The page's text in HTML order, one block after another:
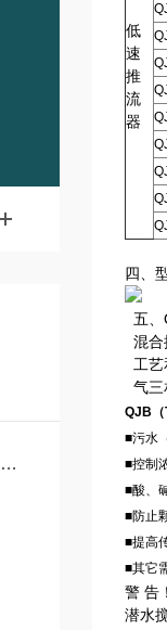
低
速
推
流
器
四、
五、
混合
工
气三
QJB（
■污水
■控制
■酸、
■防止
■提高
■其它
警 告
潜水